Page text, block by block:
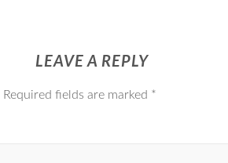
LEAVE A REPLY
Required fields are marked *